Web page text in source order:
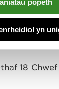
popeth
yn
18